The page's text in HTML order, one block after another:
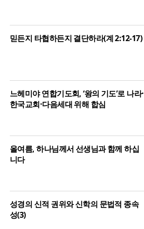
믿든지 타협하든지 결단하라(계 2:12-17)
느헤미야 연합기도회, ‘왕의 기도’로 나라·
한국교회·다음세대 위해 합심
올여름, 하나님께서 선생님과 함께 하십
니다
성경의 신적 권위와 신학의 문법적 종속
성(3)